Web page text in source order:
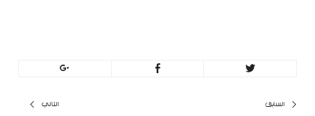
تصفّح
السابق التالي